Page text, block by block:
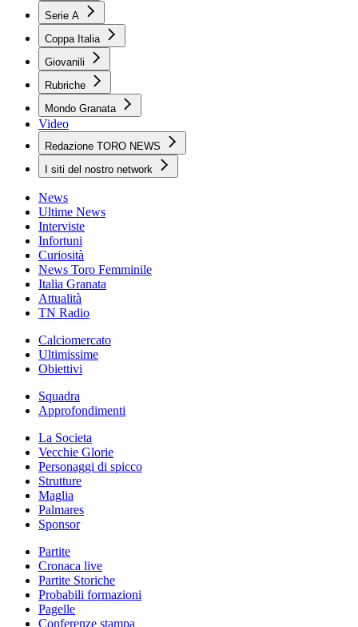
Serie A
Coppa Italia
Giovanili
Rubriche
Mondo Granata
Video
Redazione TORO NEWS
I siti del nostro network
News
Ultime News
Interviste
Infortuni
Curiosità
News Toro Femminile
Italia Granata
Attualità
TN Radio
Calciomercato
Ultimissime
Obiettivi
Squadra
Approfondimenti
La Societa
Vecchie Glorie
Personaggi di spicco
Strutture
Maglia
Palmares
Sponsor
Partite
Cronaca live
Partite Storiche
Probabili formazioni
Pagelle
Conferenze stampa